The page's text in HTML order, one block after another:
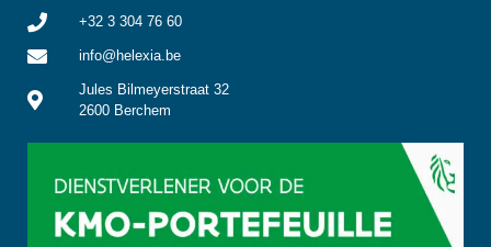
+32 3 304 76 60
info@helexia.be
Jules Bilmeyerstraat 32
2600 Berchem